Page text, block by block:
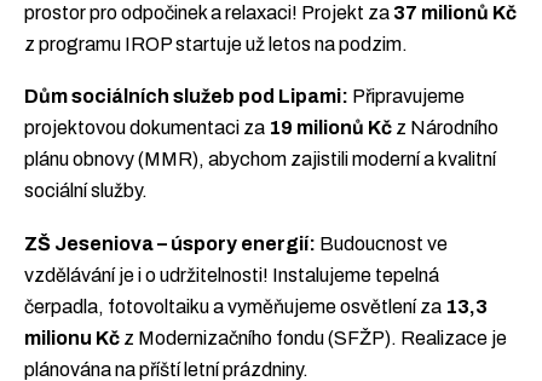
prostor pro odpočinek a relaxaci! Projekt za 37 milionů Kč
z programu IROP startuje už letos na podzim.
Dům sociálních služeb pod Lipami: Připravujeme
projektovou dokumentaci za 19 milionů Kč z Národního
plánu obnovy (MMR), abychom zajistili moderní a kvalitní
sociální služby.
ZŠ Jeseniova – úspory energií: Budoucnost ve
vzdělávání je i o udržitelnosti! Instalujeme tepelná
čerpadla, fotovoltaiku a vyměňujeme osvětlení za 13,3
milionu Kč z Modernizačního fondu (SFŽP). Realizace je
plánována na příští letní prázdniny.